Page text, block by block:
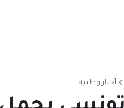
أخبار وطنية